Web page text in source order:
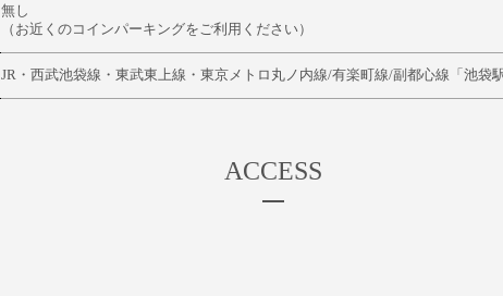
無し
（お近くのコインパーキングをご利用ください）
JR・西武池袋線・東武東上線・東京メトロ丸ノ内線/有楽町線/副都心線「池袋
ACCESS